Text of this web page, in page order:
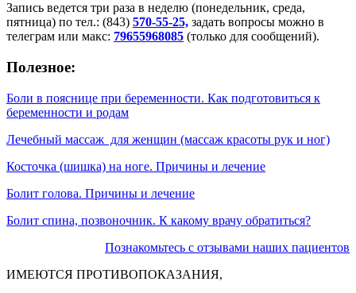
Запись ведется три раза в неделю (понедельник, среда,
пятница) по тел.: (843) 570-55-25, задать вопросы можно в
телеграм или макс: 79655968085 (только для сообщений).
Полезное:
Боли в пояснице при беременности. Как подготовиться к
беременности и родам
Лечебный массаж для женщин (массаж красоты рук и ног)
Косточка (шишка) на ноге. Причины и лечение
Болит голова. Причины и лечение
Болит спина, позвоночник. К какому врачу обратиться?
Познакомьтесь с отзывами наших пациентов
ИМЕЮТСЯ ПРОТИВОПОКАЗАНИЯ,